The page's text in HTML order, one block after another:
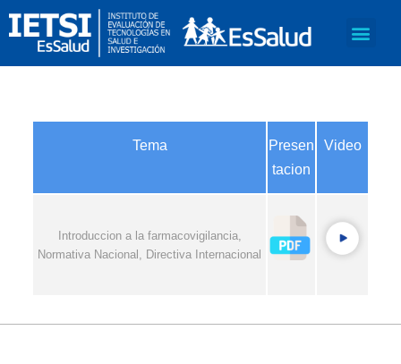
Tema
Presen
tacion
Video
Introduccion a la farmacovigilancia,
Normativa Nacional, Directiva Internacional